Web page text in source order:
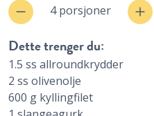
4 porsjoner
Dette trenger du:
1.5 ss allroundkrydder
2 ss olivenolje
600 g kyllingfilet